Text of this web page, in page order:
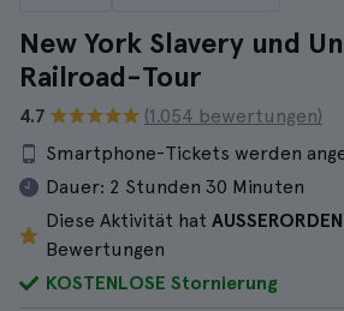
New York Slavery und
Railroad-Tour
4.7
(1.054 bewertungen)
Smartphone-Tickets werden
Dauer: 2 Stunden 30 Minuten
Diese Aktivität hat
Bewertungen
KOSTENLOSE Stornierung